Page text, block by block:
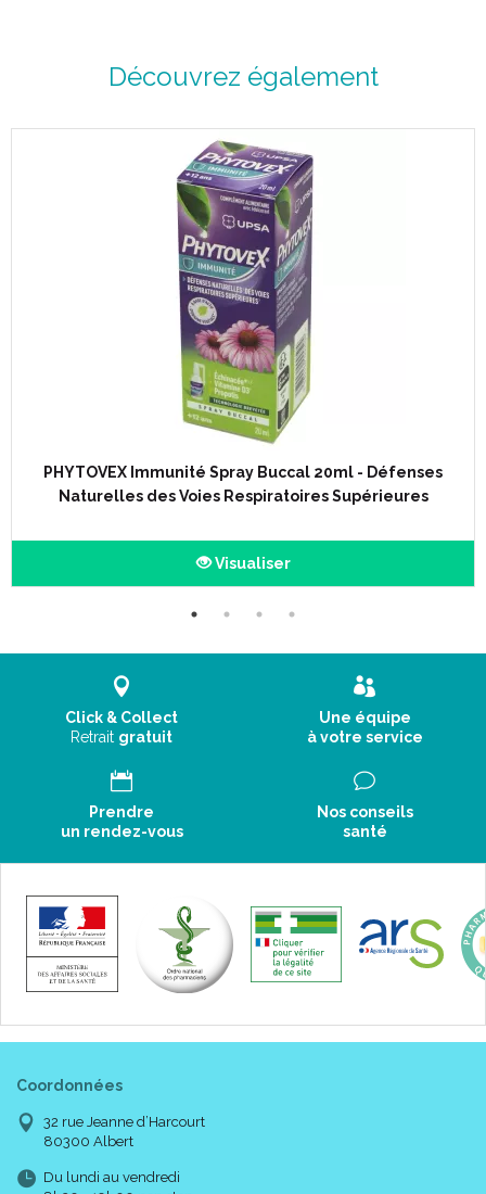
Découvrez également
PHYTOVEX Immunité Spray Buccal 20ml - Défenses
Naturelles des Voies Respiratoires Supérieures
Visualiser
Click & Collect
Retrait gratuit
Une équipe
à votre service
Prendre
un rendez-vous
Nos conseils
santé
Coordonnées
32 rue Jeanne d’Harcourt
80300 Albert
Du lundi au vendredi